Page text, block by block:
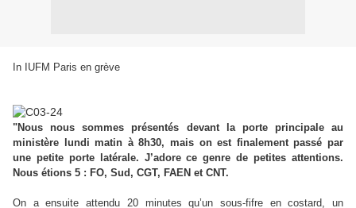
In IUFM Paris en grève
"Nous nous sommes présentés devant la porte principale au
ministère lundi matin à 8h30, mais on est finalement passé par
une petite porte latérale. J’adore ce genre de petites attentions.
Nous étions 5 : FO, Sud, CGT, FAEN et CNT.
On a ensuite attendu 20 minutes qu’un sous-fifre en costard, un